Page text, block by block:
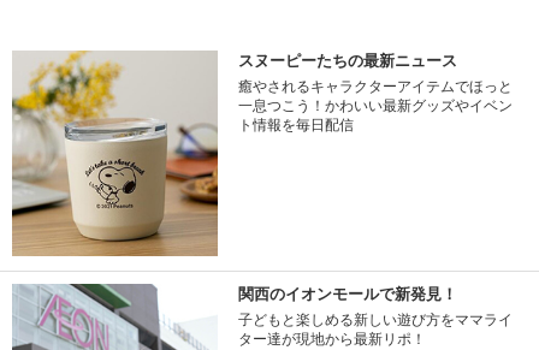
スヌーピーたちの最新ニュース
癒やされるキャラクターアイテムでほっと
一息つこう！かわいい最新グッズやイベン
ト情報を毎日配信
関西のイオンモールで新発見！
子どもと楽しめる新しい遊び方をママライ
ター達が現地から最新リポ！